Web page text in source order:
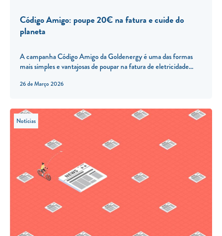
26 de Março 2026
Código Amigo: poupe 20€ na fatura e cuide do
planeta
A campanha Código Amigo da Goldenergy é uma das formas
mais simples e vantajosas de poupar na fatura de eletricidade...
Notícias